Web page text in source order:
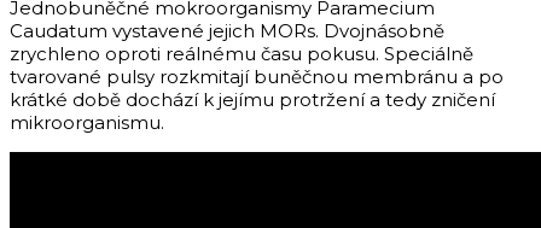
Jednobuněčné mokroorganismy Paramecium
Caudatum vystavené jejich MORs. Dvojnásobně
zrychleno oproti reálnému času pokusu. Speciálně
tvarované pulsy rozkmitají buněčnou membránu a po
krátké době dochází k jejímu protržení a tedy zničení
mikroorganismu.